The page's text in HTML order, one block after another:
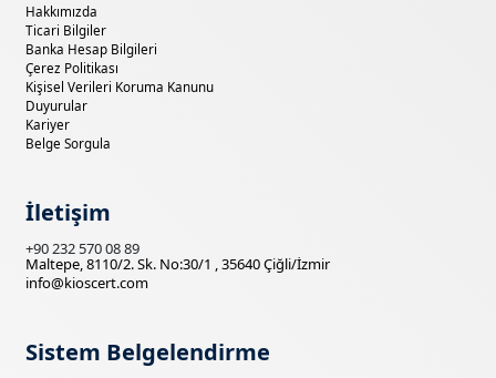
Hakkımızda
Ticari Bilgiler
Banka Hesap Bilgileri
Çerez Politikası
Kişisel Verileri Koruma Kanunu
Duyurular
Kariyer
Belge Sorgula
İletişim
+90 232 570 08 89
Maltepe, 8110/2. Sk. No:30/1 , 35640 Çiğli/İzmir
info@kioscert.com
Sistem Belgelendirme